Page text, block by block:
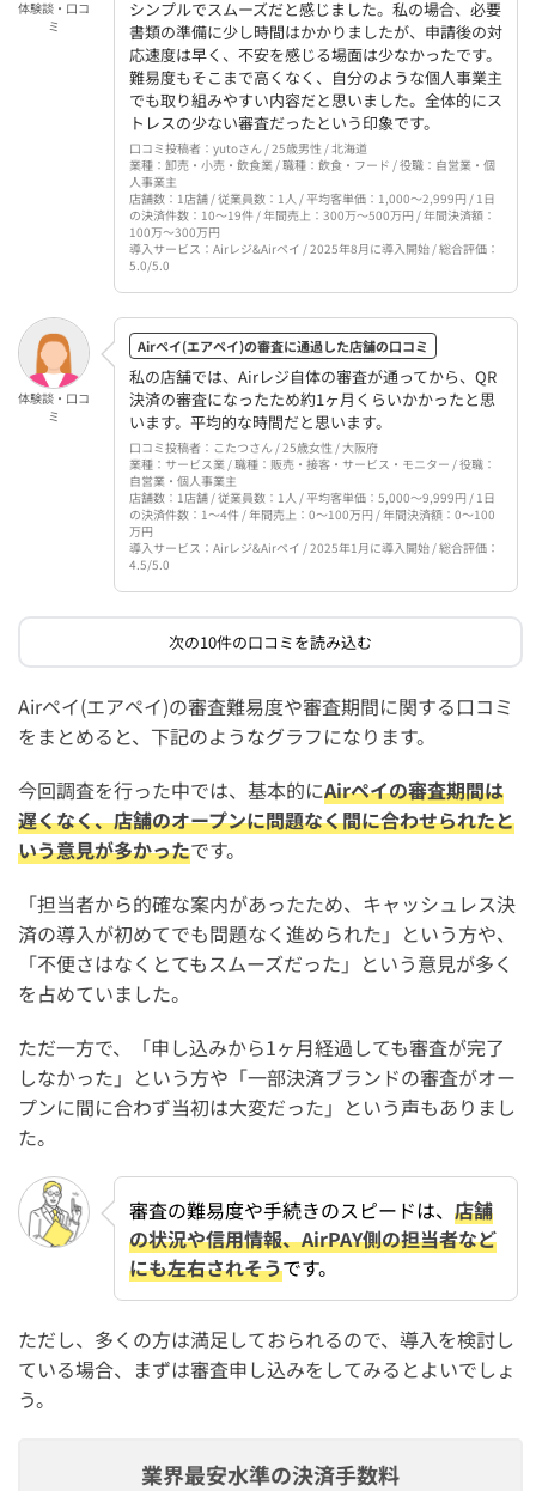
体験談・口コ
ミ
シンプルでスムーズだと感じました。私の場合、必要
書類の準備に少し時間はかかりましたが、申請後の対
応速度は早く、不安を感じる場面は少なかったです。
難易度もそこまで高くなく、自分のような個人事業主
でも取り組みやすい内容だと思いました。全体的にス
トレスの少ない審査だったという印象です。
口コミ投稿者：yutoさん / 25歳男性 / 北海道
業種：卸売・小売・飲食業 / 職種：飲食・フード / 役職：自営業・個
人事業主
店舗数：1店舗 / 従業員数：1人 / 平均客単価：1,000〜2,999円 / 1日
の決済件数：10〜19件 / 年間売上：300万〜500万円 / 年間決済額：
100万〜300万円
導入サービス：Airレジ&Airペイ / 2025年8月に導入開始 / 総合評価：
5.0/5.0
体験談・口コ
ミ
Airペイ(エアペイ)の審査に通過した店舗の口コミ
私の店舗では、Airレジ自体の審査が通ってから、QR
決済の審査になったため約1ヶ月くらいかかったと思
います。平均的な時間だと思います。
口コミ投稿者：こたつさん / 25歳女性 / 大阪府
業種：サービス業 / 職種：販売・接客・サービス・モニター / 役職：
自営業・個人事業主
店舗数：1店舗 / 従業員数：1人 / 平均客単価：5,000〜9,999円 / 1日
の決済件数：1〜4件 / 年間売上：0〜100万円 / 年間決済額：0〜100
万円
導入サービス：Airレジ&Airペイ / 2025年1月に導入開始 / 総合評価：
4.5/5.0
次の10件の口コミを読み込む
Airペイ(エアペイ)の審査難易度や審査期間に関する口コミ
をまとめると、下記のようなグラフになります。
今回調査を行った中では、基本的にAirペイの審査期間は
遅くなく、店舗のオープンに問題なく間に合わせられたと
いう意見が多かったです。
「担当者から的確な案内があったため、キャッシュレス決
済の導入が初めてでも問題なく進められた」という方や、
「不便さはなくとてもスムーズだった」という意見が多く
を占めていました。
ただ一方で、「申し込みから1ヶ月経過しても審査が完了
しなかった」という方や「一部決済ブランドの審査がオー
プンに間に合わず当初は大変だった」という声もありまし
た。
審査の難易度や手続きのスピードは、 店舗
の状況や信用情報、AirPAY側の担当者など
にも左右されそうです。
ただし、多くの方は満足しておられるので、導入を検討し
ている場合、まずは審査申し込みをしてみるとよいでしょ
う。
業界最安水準の決済手数料